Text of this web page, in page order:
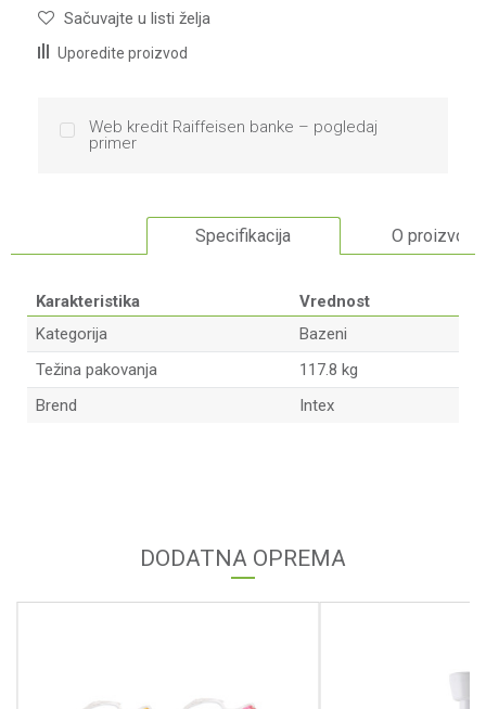
Sačuvajte u listi želja
Uporedite proizvod
Web kredit Raiffeisen banke – pogledaj
primer
Specifikacija O proizvodu
Karakteristika
Vrednost
Kategorija
Bazeni
Težina pakovanja
117.8 kg
Brend
Intex
DODATNA OPREMA